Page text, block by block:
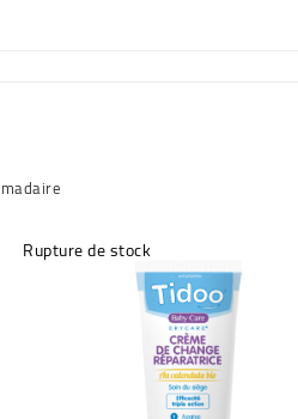
Rupture de stock